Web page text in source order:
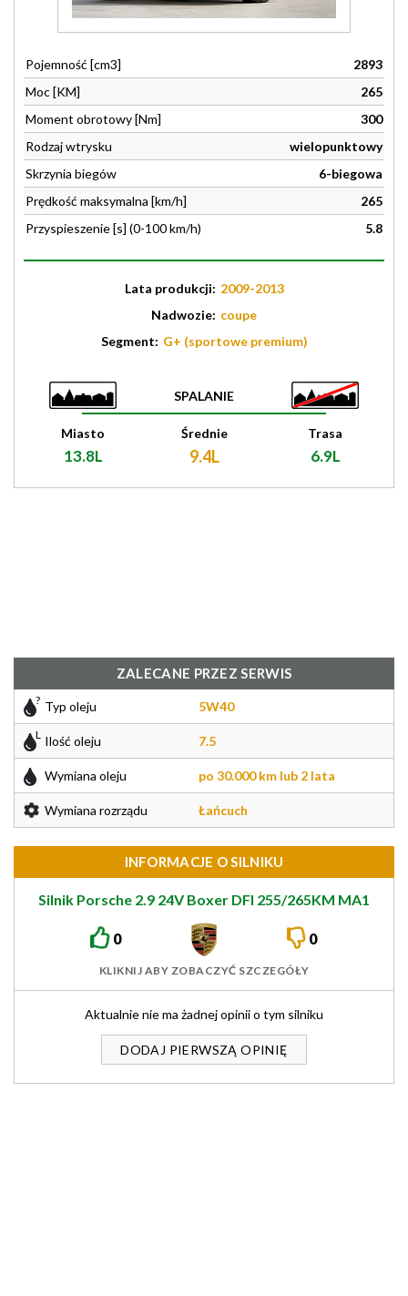
Pojemność [cm3]
2893
Moc [KM]
265
Moment obrotowy [Nm]
300
Rodzaj wtrysku
wielopunktowy
Skrzynia biegów
6-biegowa
Prędkość maksymalna [km/h]
265
Przyspieszenie [s] (0-100 km/h)
5.8
Lata produkcji: 2009-2013
Nadwozie: coupe
Segment: G+ (sportowe premium)
SPALANIE
Miasto
13.8L
Średnie
9.4L
Trasa
6.9L
ZALECANE PRZEZ SERWIS
Typ oleju 5W40
Ilość oleju 7.5
Wymiana oleju po 30.000 km lub 2 lata
Wymiana rozrządu Łańcuch
INFORMACJE O SILNIKU
Silnik Porsche 2.9 24V Boxer DFI 255/265KM MA1
0 0
KLIKNIJ ABY ZOBACZYĆ SZCZEGÓŁY
Aktualnie nie ma żadnej opinii o tym silniku
DODAJ PIERWSZĄ OPINIĘ